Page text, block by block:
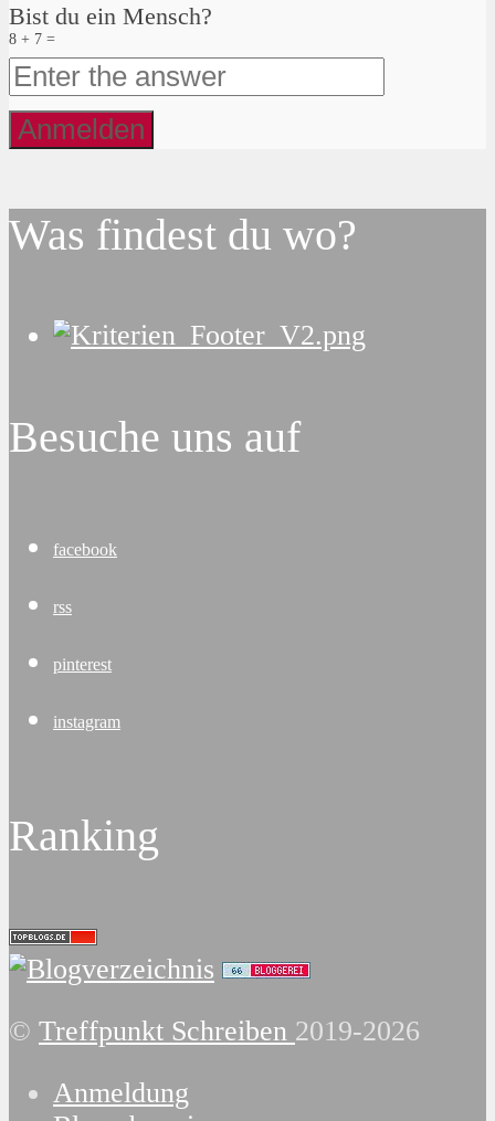
Bist du ein Mensch?
8 + 7 =
Was findest du wo?
Besuche uns auf
facebook
rss
pinterest
instagram
Ranking
© Treffpunkt Schreiben 2019-2026
Anmeldung